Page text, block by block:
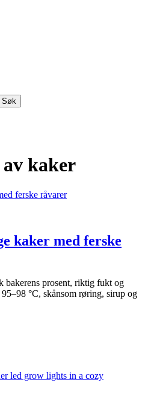
kaker
kaker med ferske
bakerens prosent, riktig fukt og
°C, skånsom røring, sirup og